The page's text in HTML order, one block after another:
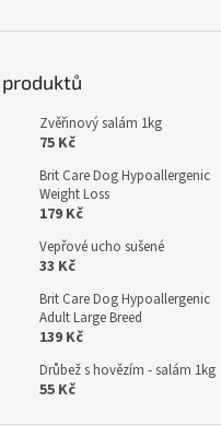
produktů
Zvěřinový salám 1kg
75 Kč
Brit Care Dog Hypoallergenic
Weight Loss
179 Kč
Vepřové ucho sušené
33 Kč
Brit Care Dog Hypoallergenic
Adult Large Breed
139 Kč
Drůbež s hovězím - salám 1kg
55 Kč